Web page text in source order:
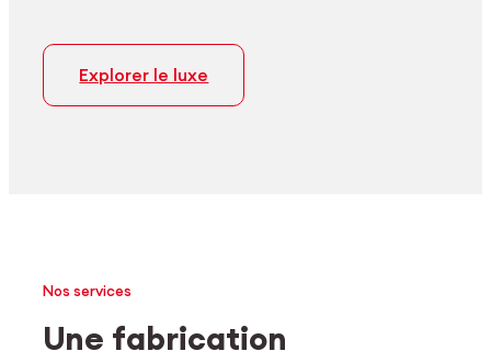
Explorer le luxe
Nos services
Une fabrication